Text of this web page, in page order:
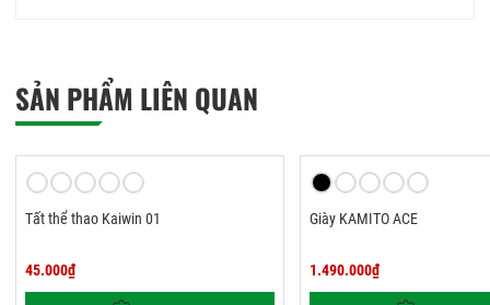
SẢN PHẨM LIÊN QUAN
Tất thể thao Kaiwin 01
45.000₫
Giày KAMITO ACE
1.490.000₫